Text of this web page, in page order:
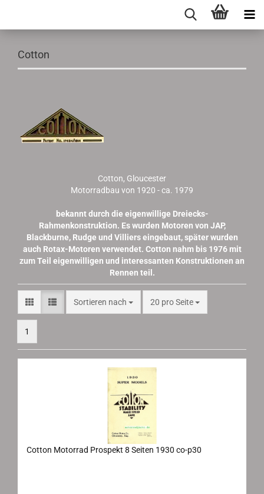
Cotton
Cotton, Gloucester
Motorradbau von 1920 - ca. 1979
bekannt durch die eigenwillige Dreiecks-
Rahmenkonstruktion. Es wurden Motoren von JAP,
Blackburne, Rudge und Villiers eingebaut, später wurden
auch Rotax-Motoren verwendet. Cotton nahm bis 1976 mit
zum Teil eigenwilligen und interessanten Konstruktionen an
Rennen teil.
Sortieren nach
Sortieren nach 20 pro Seite
pro Seite
1
Cotton Motorrad Prospekt 8 Seiten 1930 co-p30